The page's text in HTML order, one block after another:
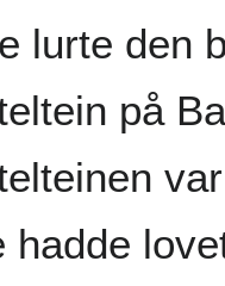
lurte den
på
hadde